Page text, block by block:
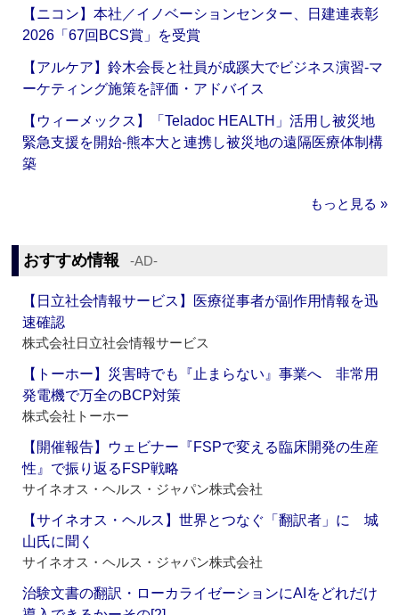
【ニコン】本社／イノベーションセンター、日建連表彰
2026「67回BCS賞」を受賞
【アルケア】鈴木会長と社員が成蹊大でビジネス演習‐マ
ーケティング施策を評価・アドバイス
【ウィーメックス】「Teladoc HEALTH」活用し被災地
緊急支援を開始‐熊本大と連携し被災地の遠隔医療体制構
築
もっと見る »
おすすめ情報 ‐AD‐
【日立社会情報サービス】医療従事者が副作用情報を迅
速確認
株式会社日立社会情報サービス
【トーホー】災害時でも『止まらない』事業へ 非常用
発電機で万全のBCP対策
株式会社トーホー
【開催報告】ウェビナー『FSPで変える臨床開発の生産
性』で振り返るFSP戦略
サイネオス・ヘルス・ジャパン株式会社
【サイネオス・ヘルス】世界とつなぐ「翻訳者」に 城
山氏に聞く
サイネオス・ヘルス・ジャパン株式会社
治験文書の翻訳・ローカライゼーションにAIをどれだけ